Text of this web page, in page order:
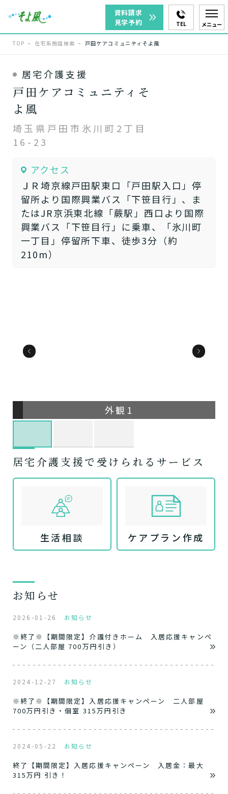
資料請求
見学予約
TEL メニュー
TOP 在宅系施設検索 戸田ケアコミュニティそよ風
居宅介護支援
戸田ケアコミュニティそ
よ風
埼玉県戸田市氷川町2丁目
16-23
アクセス
ＪＲ埼京線戸田駅東口「戸田駅入口」停
留所より国際興業バス「下笹目行」、ま
たはJR京浜東北線「蕨駅」西口より国際
興業バス「下笹目行」に乗車、「氷川町
一丁目」停留所下車、徒歩3分（約
210m）
外観1
居宅介護支援で受けられるサービス
生活相談 ケアプラン作成
お知らせ
2026-01-26 お知らせ
※終了※【期間限定】介護付きホーム 入居応援キャンペ
ーン（二人部屋 700万円引き）
2024-12-27 お知らせ
※終了※【期間限定】入居応援キャンペーン 二人部屋
700万円引き・個室 315万円引き
2024-05-22 お知らせ
終了【期間限定】入居応援キャンペーン 入居金：最大
315万円 引き！